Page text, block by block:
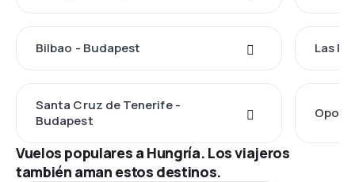
Bilbao - Budapest Las
Santa Cruz de Tenerife -
Budapest
Vuelos populares a Hungría. Los viajeros
también aman estos destinos.